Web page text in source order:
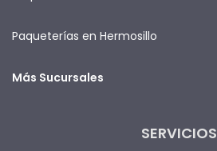
Paqueterías en Hermosillo
Más Sucursales
SERVICIOS